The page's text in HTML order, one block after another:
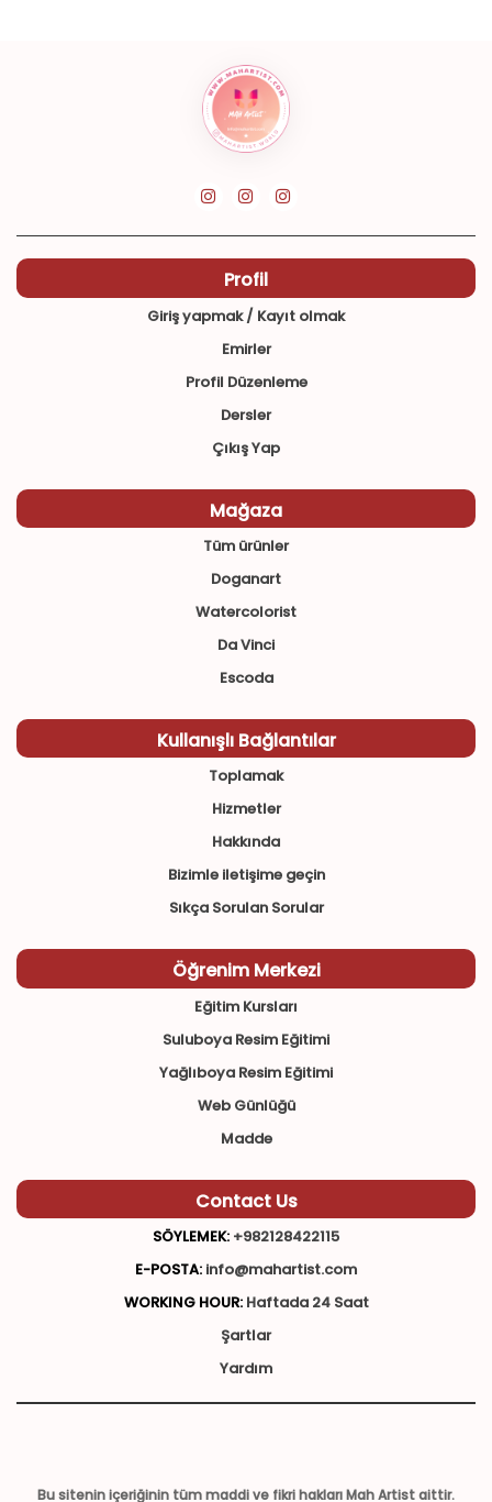
Profil
Giriş yapmak / Kayıt olmak
Emirler
Profil Düzenleme
Dersler
Çıkış Yap
Mağaza
Tüm ürünler
Doganart
Watercolorist
Da Vinci
Escoda
Kullanışlı Bağlantılar
Toplamak
Hizmetler
Hakkında
Bizimle iletişime geçin
Sıkça Sorulan Sorular
Öğrenim Merkezi
Eğitim Kursları
Suluboya Resim Eğitimi
Yağlıboya Resim Eğitimi
Web Günlüğü
Madde
Contact Us
SÖYLEMEK: +982128422115
E-POSTA: info@mahartist.com
WORKING HOUR: Haftada 24 Saat
Şartlar
Yardım
Bu sitenin içeriğinin tüm maddi ve fikri hakları Mah Artist aittir.